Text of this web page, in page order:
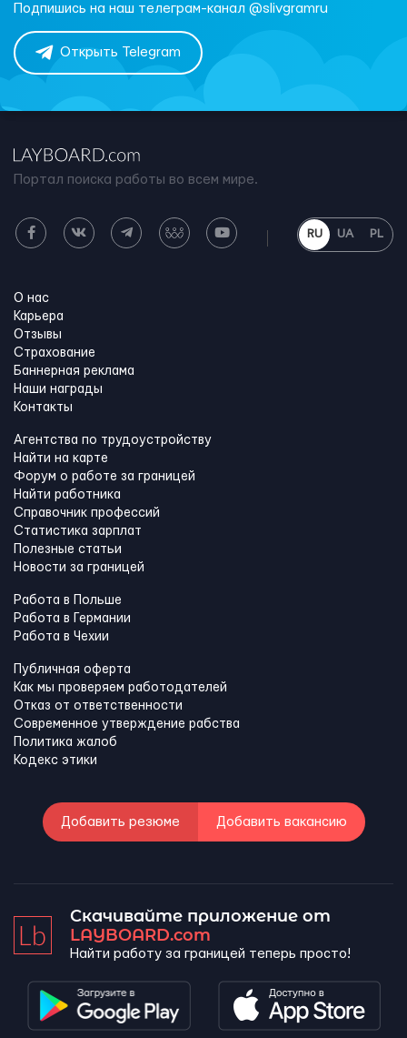
Подпишись на наш телеграм-канал @slivgramru
Открыть Telegram
Портал поиска работы во всем мире.
RU UA PL
О нас
Карьера
Отзывы
Страхование
Баннерная реклама
Наши награды
Контакты
Агентства по трудоустройству
Найти на карте
Форум о работе за границей
Найти работника
Справочник профессий
Статистика зарплат
Полезные статьи
Новости за границей
Работа в Польше
Работа в Германии
Работа в Чехии
Публичная оферта
Как мы проверяем работодателей
Отказ от ответственности
Современное утверждение рабства
Политика жалоб
Кодекс этики
Добавить резюме Добавить вакансию
Скачивайте приложение от
LAYBOARD.com
Найти работу за границей теперь просто!